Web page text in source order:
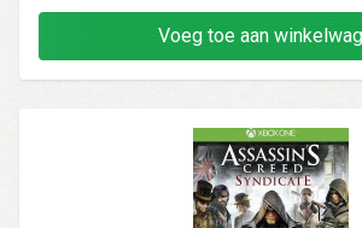
Voeg toe aan